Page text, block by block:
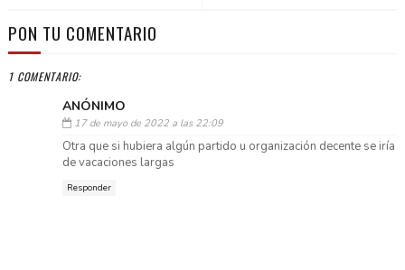
PON TU COMENTARIO
1 COMENTARIO:
ANÓNIMO
17 de mayo de 2022 a las 22:09
Otra que si hubiera algún partido u organización decente se iría
de vacaciones largas
Responder